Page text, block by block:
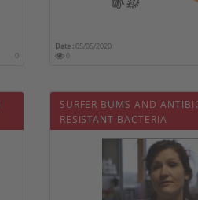
0
Date :05/05/2020
0
SURFER BUMS AND
RESISTANT BACTERIA